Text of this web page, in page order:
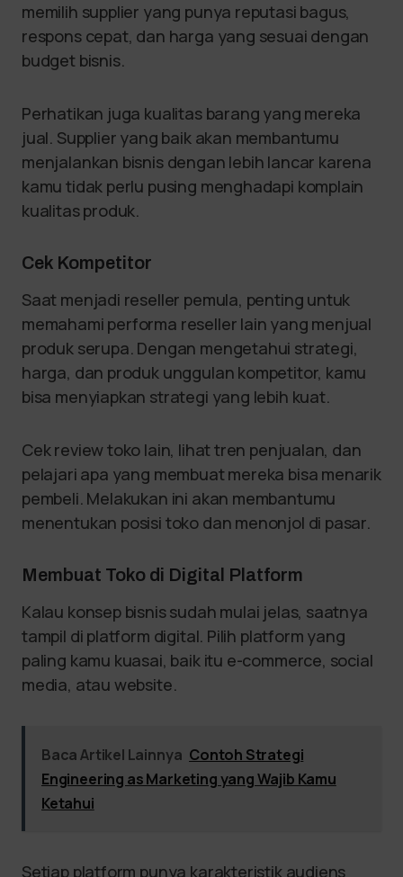
memilih supplier yang punya reputasi bagus,
respons cepat, dan harga yang sesuai dengan
budget bisnis.
Perhatikan juga kualitas barang yang mereka
jual. Supplier yang baik akan membantumu
menjalankan bisnis dengan lebih lancar karena
kamu tidak perlu pusing menghadapi komplain
kualitas produk.
Cek Kompetitor
Saat menjadi reseller pemula, penting untuk
memahami performa reseller lain yang menjual
produk serupa. Dengan mengetahui strategi,
harga, dan produk unggulan kompetitor, kamu
bisa menyiapkan strategi yang lebih kuat.
Cek review toko lain, lihat tren penjualan, dan
pelajari apa yang membuat mereka bisa menarik
pembeli. Melakukan ini akan membantumu
menentukan posisi toko dan menonjol di pasar.
Membuat Toko di Digital Platform
Kalau konsep bisnis sudah mulai jelas, saatnya
tampil di platform digital. Pilih platform yang
paling kamu kuasai, baik itu e-commerce, social
media, atau website.
Baca Artikel Lainnya Contoh Strategi
Engineering as Marketing yang Wajib Kamu
Ketahui
Setiap platform punya karakteristik audiens